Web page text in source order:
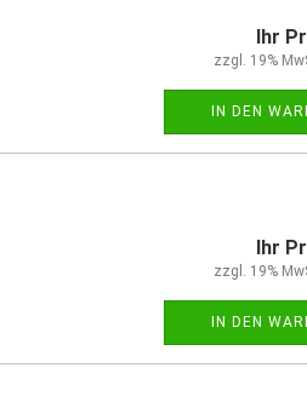
Ihr
zzgl. 19%
IN DEN
Ihr
zzgl. 19%
IN DEN